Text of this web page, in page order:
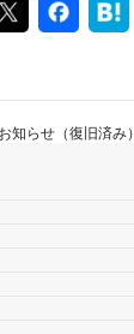
知らせ（復旧済み）